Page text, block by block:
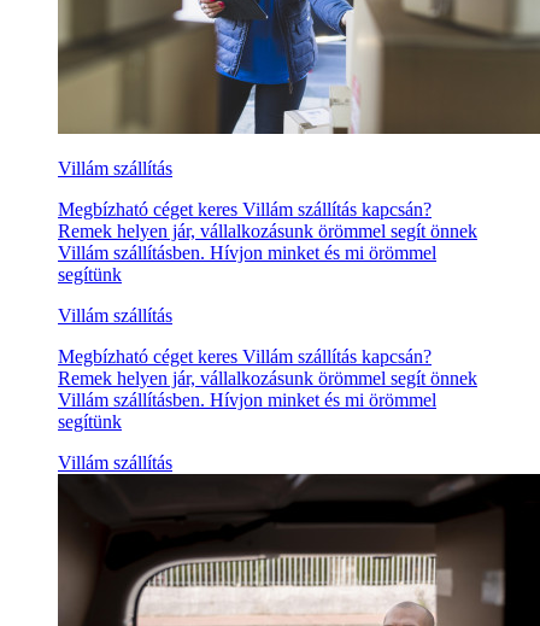
Villám szállítás
Megbízható céget keres Villám szállítás kapcsán?
Remek helyen jár, vállalkozásunk örömmel segít önnek
Villám szállításben. Hívjon minket és mi örömmel
segítünk
Villám szállítás
Megbízható céget keres Villám szállítás kapcsán?
Remek helyen jár, vállalkozásunk örömmel segít önnek
Villám szállításben. Hívjon minket és mi örömmel
segítünk
Villám szállítás